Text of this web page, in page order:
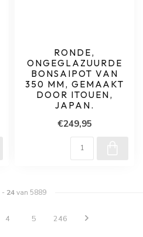
RONDE,
ONGEGLAZUURDE
BONSAIPOT VAN
350 MM, GEMAAKT
DOOR ITOUEN,
JAPAN.
€249,95
- 24van 5889
4 5 246